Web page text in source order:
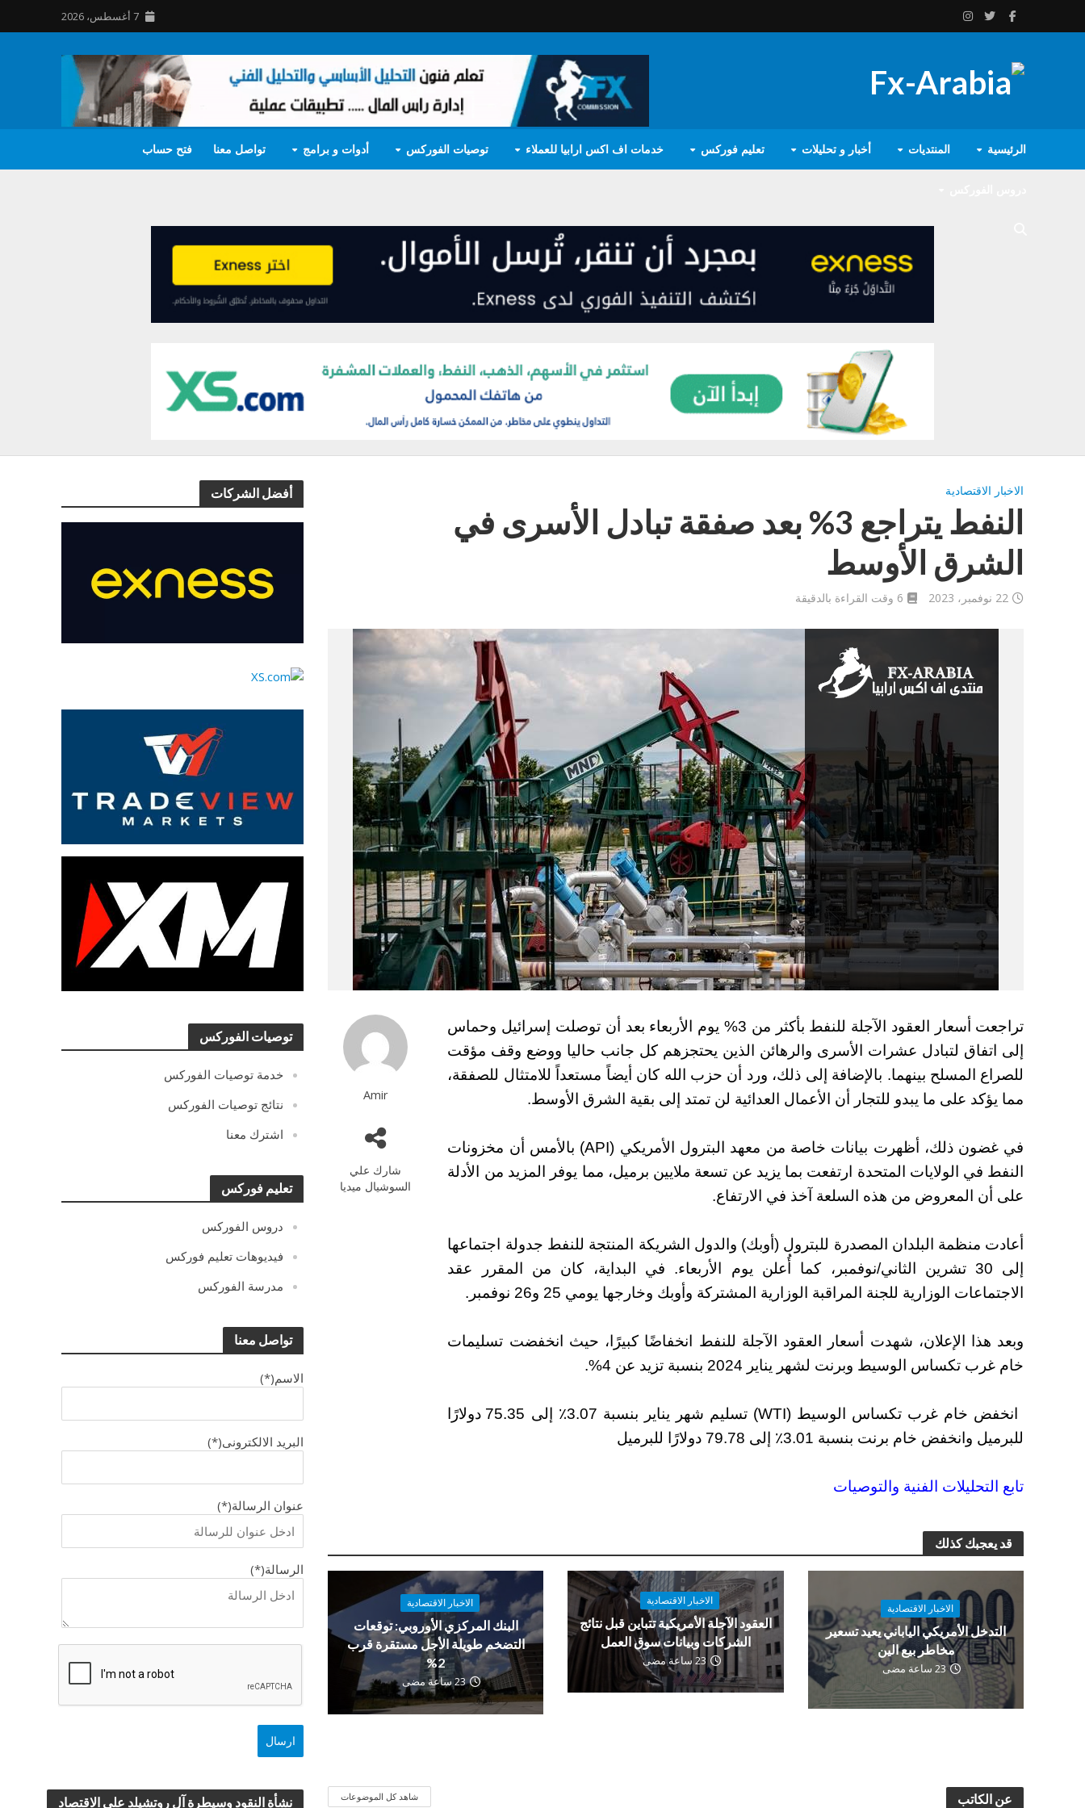
7 أغسطس، 2026
الرئيسية المنتديات أخبار و تحليلات تعليم فوركس خدمات اف اكس ارابيا للعملاء توصيات الفوركس أدوات و برامج تواصل معنا فتح حساب
أفضل الشركات
توصيات الفوركس
خدمة توصيات الفوركس
نتائج توصيات الفوركس
اشترك معنا
تعليم فوركس
دروس الفوركس
فيديوهات تعليم فوركس
مدرسة الفوركس
تواصل معنا
الاسم(*)
البريد الالكترونى(*)
عنوان الرسالة(*)
الرسالة(*)
نشأة النقود وسيطرة آل روتشيلد علي الاقتصاد
الاخبار الاقتصادية
النفط يتراجع 3% بعد صفقة تبادل الأسرى في
الشرق الأوسط
22 نوفمبر، 2023 6 وقت القراءة بالدقيقة
Amir
شارك علي
السوشيال ميديا
تراجعت أسعار العقود الآجلة للنفط بأكثر من 3% يوم الأربعاء بعد أن توصلت إسرائيل وحماس
إلى اتفاق لتبادل عشرات الأسرى والرهائن الذين يحتجزهم كل جانب حاليا ووضع وقف مؤقت
للصراع المسلح بينهما. بالإضافة إلى ذلك، ورد أن حزب الله كان أيضاً مستعداً للامتثال للصفقة،
مما يؤكد على ما يبدو للتجار أن الأعمال العدائية لن تمتد إلى بقية الشرق الأوسط.
في غضون ذلك، أظهرت بيانات خاصة من معهد البترول الأمريكي (API) بالأمس أن مخزونات
النفط في الولايات المتحدة ارتفعت بما يزيد عن تسعة ملايين برميل، مما يوفر المزيد من الأدلة
على أن المعروض من هذه السلعة آخذ في الارتفاع.
أعادت منظمة البلدان المصدرة للبترول (أوبك) والدول الشريكة المنتجة للنفط جدولة اجتماعها
إلى 30 تشرين الثاني/نوفمبر، كما أُعلن يوم الأربعاء. في البداية، كان من المقرر عقد
الاجتماعات الوزارية للجنة المراقبة الوزارية المشتركة وأوبك وخارجها يومي 25 و26 نوفمبر.
وبعد هذا الإعلان، شهدت أسعار العقود الآجلة للنفط انخفاضًا كبيرًا، حيث انخفضت تسليمات
خام غرب تكساس الوسيط وبرنت لشهر يناير 2024 بنسبة تزيد عن 4%.
انخفض خام غرب تكساس الوسيط (WTI) تسليم شهر يناير بنسبة 3.07٪ إلى 75.35 دولارًا
للبرميل وانخفض خام برنت بنسبة 3.01٪ إلى 79.78 دولارًا للبرميل
تابع التحليلات الفنية والتوصيات
قد يعجبك كذلك
الاخبار الاقتصادية
التدخل الأمريكي الياباني يعيد تسعير
مخاطر بيع الين
23 ساعة مضى
الاخبار الاقتصادية
العقود الآجلة الأمريكية تتباين قبل نتائج
الشركات وبيانات سوق العمل
23 ساعة مضى
الاخبار الاقتصادية
البنك المركزي الأوروبي: توقعات
التضخم طويلة الأجل مستقرة قرب
2%
23 ساعة مضى
عن الكاتب شاهد كل الموضوعات